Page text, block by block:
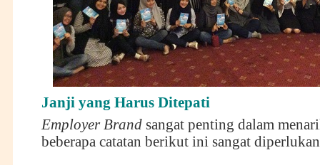
Janji yang Harus Ditepati
Employer Brandsangat penting dalam
beberapa catatan berikut ini sangat